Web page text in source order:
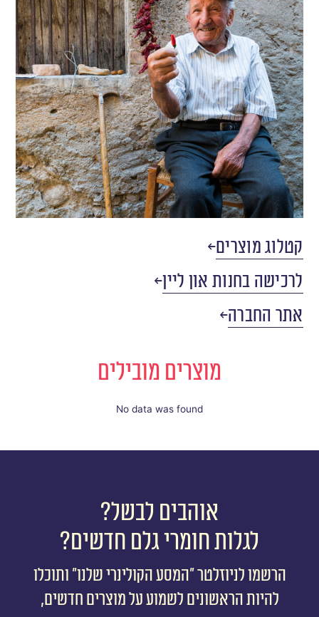
קטלוג מוצרים
לרכישה בחנות און ליין
אתר החברה
מוצרים מובילים
No data was found
אוהבים לבשל?
לגלות חומרי גלם חדשים?
הרשמו לניוזלטר ״המסע הקולינרי שלנו״ ותוכלו
להיות הראשונים לשמוע על מוצרים חדשים,